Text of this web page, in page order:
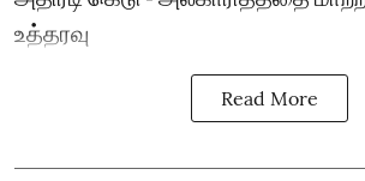
உத்தரவு
Read More